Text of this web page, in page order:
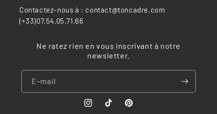
Contactez-nous à : contact@toncadre.com
(+33)07.54.05.71.66
Ne ratez rien en vous inscrivant à notre
newsletter.
E-mail
InstagramTikTok Pinterest